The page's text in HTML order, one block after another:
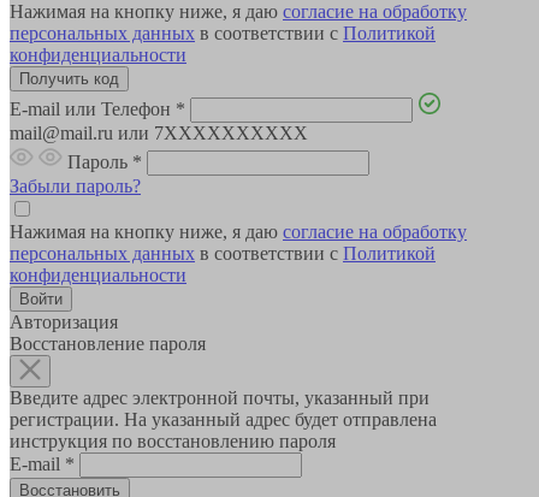
Нажимая на кнопку ниже, я даю согласие на обработку
персональных данных в соответствии с Политикой
конфиденциальности
E-mail или Телефон *
mail@mail.ru или 7XXXXXXXXXX
Пароль *
Забыли пароль?
Нажимая на кнопку ниже, я даю согласие на обработку
персональных данных в соответствии с Политикой
конфиденциальности
Авторизация
Восстановление пароля
Введите адрес электронной почты, указанный при
регистрации. На указанный адрес будет отправлена
инструкция по восстановлению пароля
E-mail *